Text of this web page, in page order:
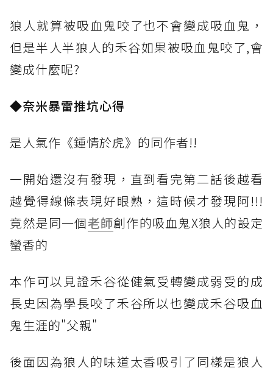
狼人就算被吸血鬼咬了也不會變成吸血鬼，
但是半人半狼人的禾谷如果被吸血鬼咬了,會
變成什麼呢?
◆奈米暴雷推坑心得
是人氣作《鍾情於虎》的同作者!!
一開始還沒有發現，直到看完第二話後越看
越覺得線條表現好眼熟，這時候才發現阿!!!
竟然是同一個老師創作的吸血鬼X狼人的設定
蠻香的
本作可以見證禾谷從健氣受轉變成弱受的成
長史因為學長咬了禾谷所以也變成禾谷吸血
鬼生涯的"父親"
後面因為狼人的味道太香吸引了同樣是狼人